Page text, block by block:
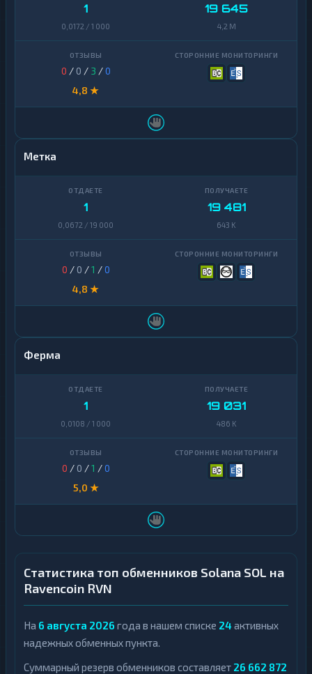
1
0,0172 / 1 000
19 645
4,2 M
0 / 0 / 3 /0
4,8 ★
Метка
1
0,0672 / 19 000
19 481
643 K
0 / 0 /1 /0
4,8 ★
Ферма
1
0,0108 / 1 000
19 031
486 K
0 / 0 /1 /0
5,0 ★
Статистика топ обменников Solana SOL на
Ravencoin RVN
На 6 августа 2026 года в нашем списке 24активных
надежных обменных пункта.
Суммарный резерв обменников составляет 26 662 872